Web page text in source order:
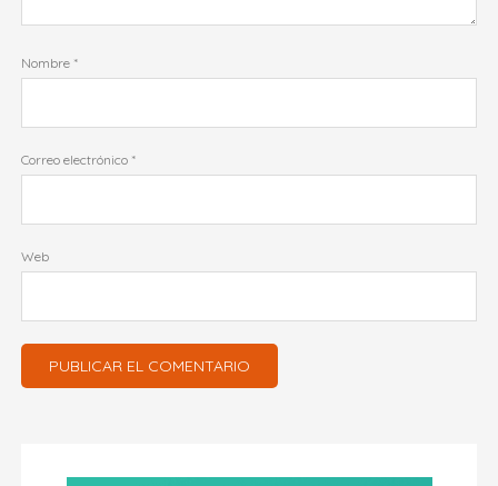
Nombre *
Correo electrónico *
Web